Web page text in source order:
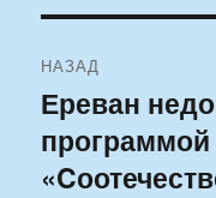
по
записям
НАЗАД
Предыдущая
запись:
Ереван
программой